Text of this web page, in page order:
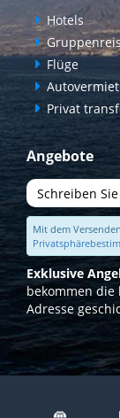
Hotels
Flüge
Privat
Angebote
Mit dem
Exklusive
bekommen die
Adresse